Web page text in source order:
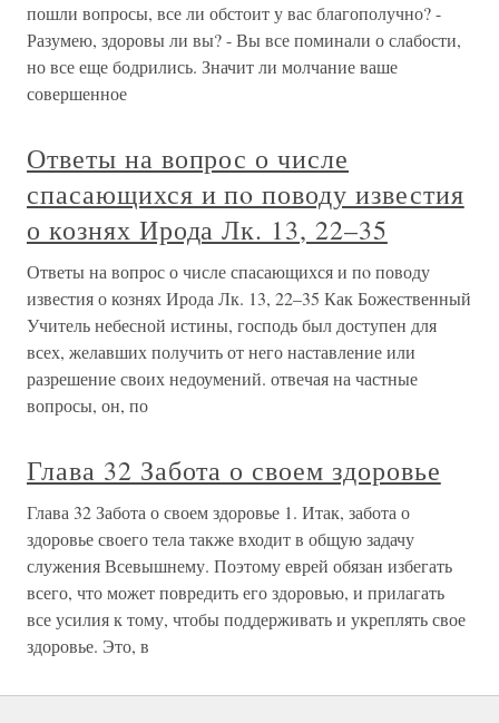
пошли вопросы, все ли обстоит у вас благополучно? -
Разумею, здоровы ли вы? - Вы все поминали о слабости,
но все еще бодрились. Значит ли молчание ваше
совершенное
Ответы на вопрос о числе
спасающихся и пo поводу известия
о кознях Ирода Лк. 13, 22–35
Ответы на вопрос о числе спасающихся и пo поводу
известия о кознях Ирода Лк. 13, 22–35 Как Божественный
Учитель небесной истины, господь был доступен для
всех, желавших получить от него наставление или
разрешение своих недоумений. отвечая на частные
вопросы, он, по
Глава 32 Забота о своем здоровье
Глава 32 Забота о своем здоровье 1. Итак, забота о
здоровье своего тела также входит в общую задачу
служения Всевышнему. Поэтому еврей обязан избегать
всего, что может повредить его здоровью, и прилагать
все усилия к тому, чтобы поддерживать и укреплять свое
здоровье. Это, в